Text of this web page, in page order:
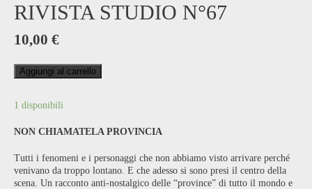
RIVISTA STUDIO N°67
10,00 €
NON CHIAMATELA PROVINCIA
Tutti i fenomeni e i personaggi che non abbiamo visto arrivare perché
venivano da troppo lontano. E che adesso si sono presi il centro della
scena. Un racconto anti-nostalgico delle “province” di tutto il mondo e
1 disponibili
Aggiungi al carrello